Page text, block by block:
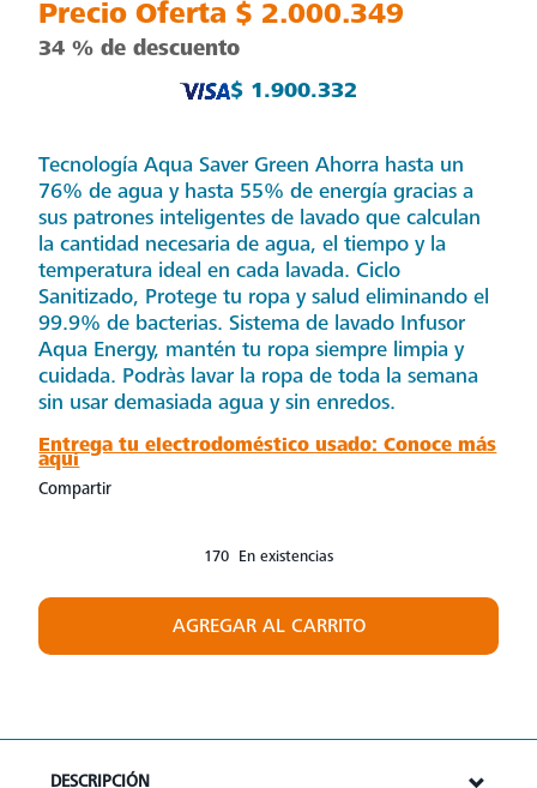
Precio Oferta $ 2.000.349
34 % de descuento
$ 1.900.332
Tecnología Aqua Saver Green Ahorra hasta un
76% de agua y hasta 55% de energía gracias a
sus patrones inteligentes de lavado que calculan
la cantidad necesaria de agua, el tiempo y la
temperatura ideal en cada lavada. Ciclo
Sanitizado, Protege tu ropa y salud eliminando el
99.9% de bacterias. Sistema de lavado Infusor
Aqua Energy, mantén tu ropa siempre limpia y
cuidada. Podràs lavar la ropa de toda la semana
sin usar demasiada agua y sin enredos.
Entrega tu electrodoméstico usado: Conoce más
aquí